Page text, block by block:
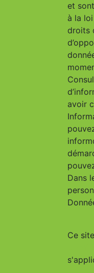
et
à la
droits
avoir
Dans
Ce